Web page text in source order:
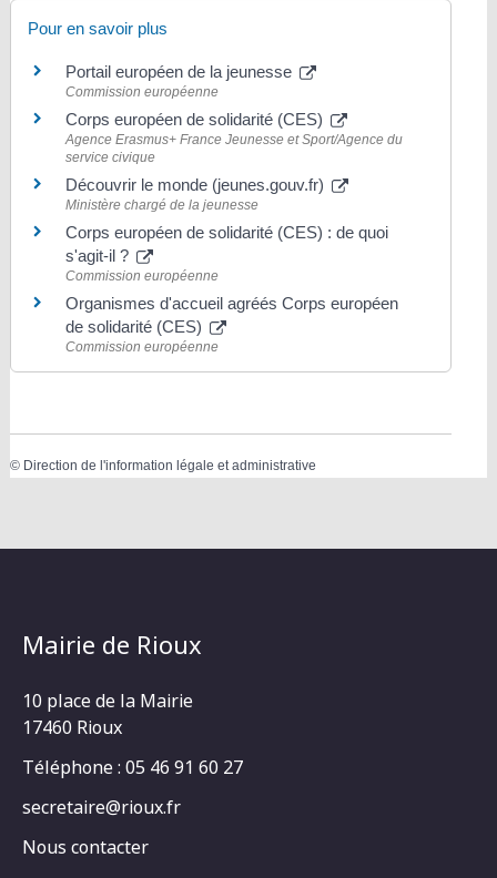
Pour en savoir plus
Portail européen de la jeunesse
Commission européenne
Corps européen de solidarité (CES)
Agence Erasmus+ France Jeunesse et Sport/Agence du
service civique
Découvrir le monde (jeunes.gouv.fr)
Ministère chargé de la jeunesse
Corps européen de solidarité (CES) : de quoi
s'agit-il ?
Commission européenne
Organismes d'accueil agréés Corps européen
de solidarité (CES)
Commission européenne
© Direction de l'information légale et administrative
Mairie de Rioux
10 place de la Mairie
17460 Rioux
Téléphone : 05 46 91 60 27
secretaire@rioux.fr
Nous contacter